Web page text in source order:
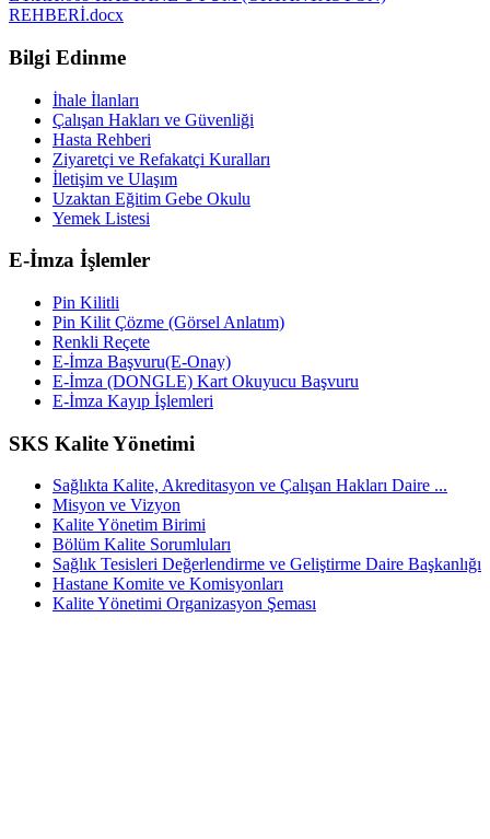
REHBERİ.docx
Bilgi Edinme
İhale İlanları
Çalışan Hakları ve Güvenliği
Hasta Rehberi
Ziyaretçi ve Refakatçi Kuralları
İletişim ve Ulaşım
Uzaktan Eğitim Gebe Okulu
Yemek Listesi
E-İmza İşlemler
Pin Kilitli
Pin Kilit Çözme (Görsel Anlatım)
Renkli Reçete
E-İmza Başvuru(E-Onay)
E-İmza (DONGLE) Kart Okuyucu Başvuru
E-İmza Kayıp İşlemleri
SKS Kalite Yönetimi
Sağlıkta Kalite, Akreditasyon ve Çalışan Hakları Daire ...
Misyon ve Vizyon
Kalite Yönetim Birimi
Bölüm Kalite Sorumluları
Sağlık Tesisleri Değerlendirme ve Geliştirme Daire Başkanlığı
Hastane Komite ve Komisyonları
Kalite Yönetimi Organizasyon Şeması